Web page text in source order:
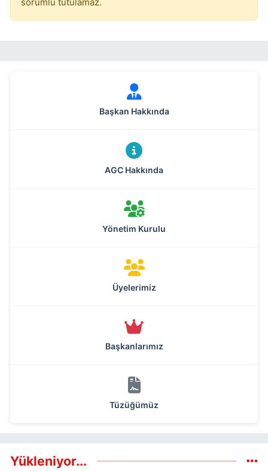
sorumlu tutulamaz.
Başkan Hakkında
AGC Hakkında
Yönetim Kurulu
Üyelerimiz
Başkanlarımız
Tüzüğümüz
Yükleniyor...